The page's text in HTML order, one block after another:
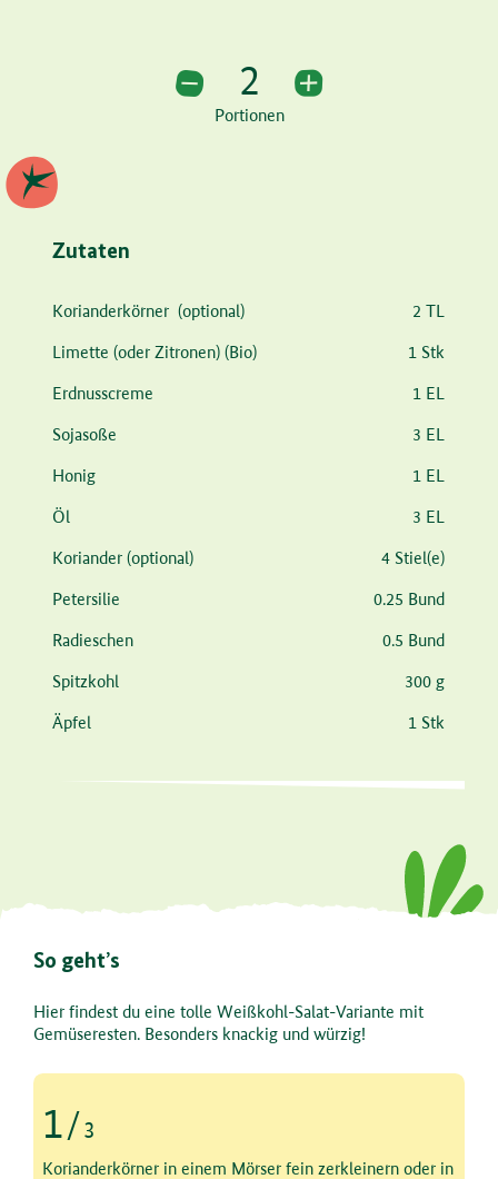
2 Portionen
2
Portionen
Zutaten
Zutat Menge
Korianderkörner (optional) 2 TL
Limette (oder Zitronen) (Bio) 1 Stk
Erdnusscreme 1 EL
Sojasoße 3 EL
Honig 1 EL
Öl 3 EL
Koriander (optional) 4 Stiel(e)
Petersilie 0.25 Bund
Radieschen 0.5 Bund
Spitzkohl 300 g
Äpfel 1 Stk
So geht’s
Hier findest du eine tolle Weißkohl-Salat-Variante mit
Gemüseresten. Besonders knackig und würzig!
1/ 3
Schritt 1 von 3
Korianderkörner in einem Mörser fein zerkleinern oder in